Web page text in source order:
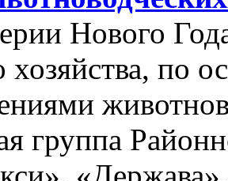
Нового
хозяйства, по
группа